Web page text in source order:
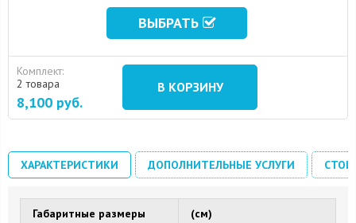
ВЫБРАТЬ
Комплект:
2 товара
8,100 руб.
В КОРЗИНУ
ХАРАКТЕРИСТИКИ ДОПОЛНИТЕЛЬНЫЕ УСЛУГИ
Габаритные размеры (см)